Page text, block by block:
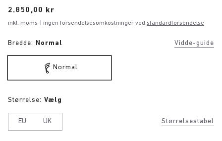
Price:
2.850,00 kr
inkl. moms | ingen forsendelsesomkostninger ved standardforsendelse
Bredde: Normal Vidde-guide
Normal
Størrelsestabel
Størrelse: Vælg
EU UK